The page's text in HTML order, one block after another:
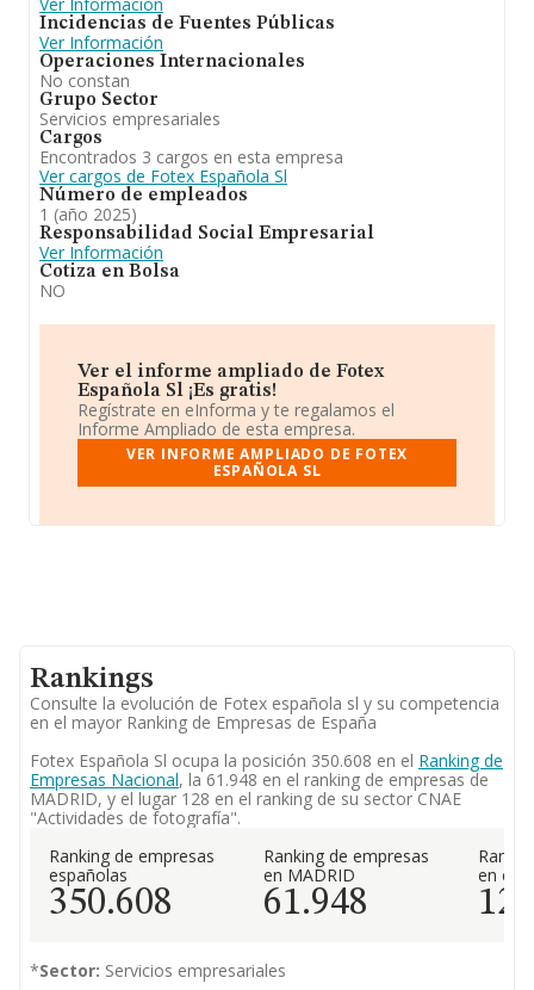
Incidencias de Fuentes Públicas
Ver Información
Operaciones Internacionales
No constan
Grupo Sector
Servicios empresariales
Cargos
Encontrados 3 cargos en esta empresa
Ver cargos de Fotex Española Sl
Número de empleados
1 (año 2025)
Responsabilidad Social Empresarial
Ver Información
Cotiza en Bolsa
NO
Ver el informe ampliado de Fotex
Española Sl ¡Es gratis!
Regístrate en eInforma y te regalamos el
Informe Ampliado de esta empresa.
VER INFORME AMPLIADO DE FOTEX
ESPAÑOLA SL
Rankings
Consulte la evolución de Fotex española sl y su competencia
en el mayor Ranking de Empresas de España
Fotex Española Sl ocupa la posición 350.608 en el Ranking de
Empresas Nacional, la 61.948 en el ranking de empresas de
MADRID, y el lugar 128 en el ranking de su sector CNAE
"Actividades de fotografía".
Ranking de empresas
españolas
350.608
Ranking de empresas
en MADRID
61.948
en el
128
*Sector: Servicios empresariales